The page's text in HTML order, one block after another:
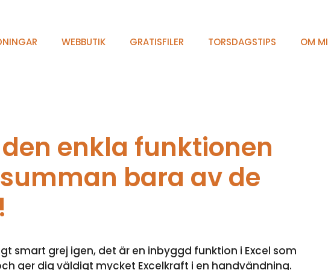
WEBBUTIK GRATISFILER TORSDAGSTIPS OM
den enkla funktionen
bara av de
smart grej igen, det är en inbyggd funktion i Excel som
ger dig väldigt mycket Excelkraft i en handvändning.